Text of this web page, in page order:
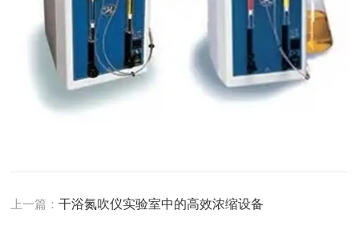
上一篇：干浴氮吹仪实验室中的高效浓缩设备